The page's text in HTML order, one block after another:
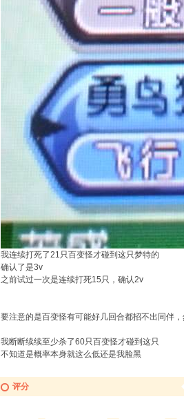
我连续打死了21只百变怪才碰到这只梦特的
确认了是3v
之前试过一次是连续打死15只，确认2v
要注意的是百变怪有可能好几回合都招不出同伴
我断断续续至少杀了60只百变怪才碰到这只
不知道是概率本身就这么低还是我脸黑
评分